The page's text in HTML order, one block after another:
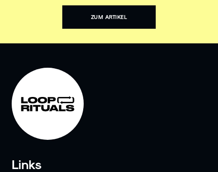
ZUM ARTIKEL
Links